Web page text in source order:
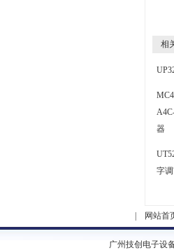
相
器
字
网站首
广州技创电子设